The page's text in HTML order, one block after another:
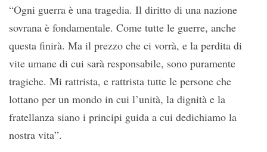
“Ogni guerra è una tragedia. Il diritto di una nazione
sovrana è fondamentale. Come tutte le guerre, anche
questa finirà. Ma il prezzo che ci vorrà, e la perdita di
vite umane di cui sarà responsabile, sono puramente
tragiche. Mi rattrista, e rattrista tutte le persone che
lottano per un mondo in cui l’unità, la dignità e la
fratellanza siano i principi guida a cui dedichiamo la
nostra vita”.